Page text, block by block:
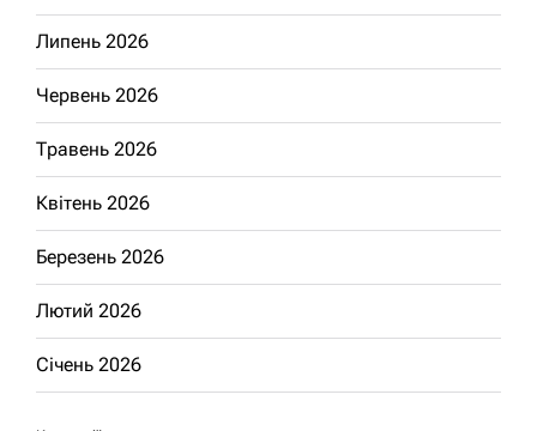
Липень 2026
Червень 2026
Травень 2026
Квітень 2026
Березень 2026
Лютий 2026
Січень 2026